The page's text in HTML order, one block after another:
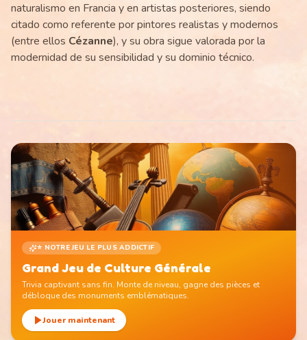
naturalismo en Francia y en artistas posteriores, siendo
citado como referente por pintores realistas y modernos
(entre ellos Cézanne), y su obra sigue valorada por la
modernidad de su sensibilidad y su dominio técnico.
⭐ NOTRE JEU LE PLUS ADDICTIF
Grand Jeu de Culture Générale
Trivia captivant sans fin. Monte de niveau, gagne des pièces et
débloque des monuments emblématiques.
Jouer maintenant